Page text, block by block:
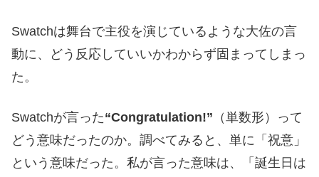
Swatchは舞台で主役を演じているような大佐の言
動に、どう反応していいかわからず固まってしまっ
た。
Swatchが言った“Congratulation!” （単数形）って
どう意味だったのか。調べてみると、単に「祝意」
という意味だった。私が言った意味は、「誕生日は